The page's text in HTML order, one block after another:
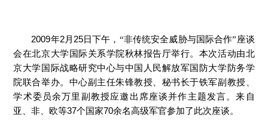
2009年2月 25日下午，“非传统安全威胁与国际合作”座谈
会在北京大学国际关系学院秋林报告厅举行。本次活动由北
京大学国际战略研究中心与中国人民解放军国防大学防务学
院联合举办。中心副主任朱锋教授、秘书长于铁军副教授、
学术委员余万里副教授应邀出席座谈并作主题发言。来自
亚、非、欧等37个国家70余名高级军官参加了此次座谈。